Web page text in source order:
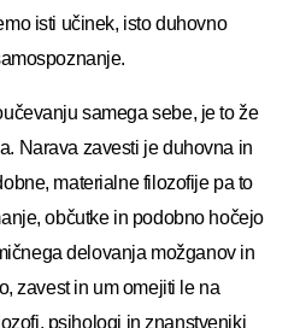
isti učinek, isto duhovno
samega sebe, je to že
Narava zavesti je duhovna in
materialne filozofije pa to
občutke in podobno hočejo
delovanja možganov in
zavest in um omejiti le na
psihologi in znanstveniki